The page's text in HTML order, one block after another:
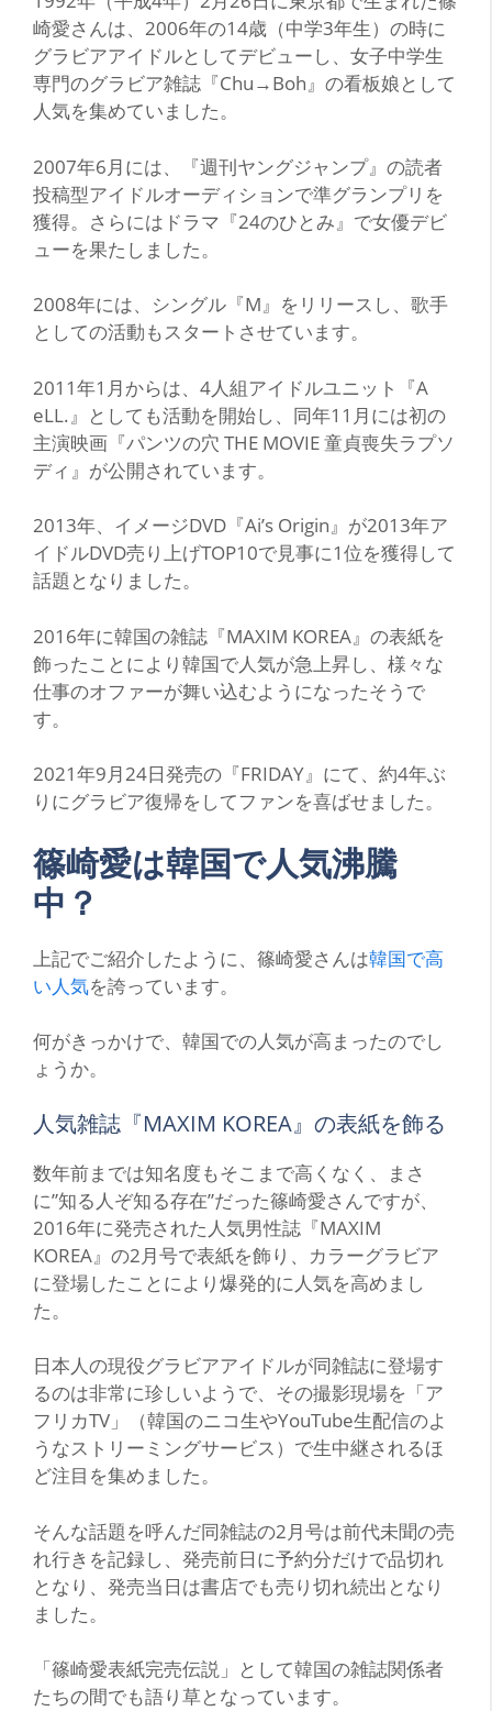
崎愛さんは、2006年の14歳（中学3年生）の時に
グラビアアイドルとしてデビューし、女子中学生
専門のグラビア雑誌『Chu→Boh』の看板娘として
人気を集めていました。
2007年6月には、『週刊ヤングジャンプ』の読者
投稿型アイドルオーディションで準グランプリを
獲得。さらにはドラマ『24のひとみ』で女優デビ
ューを果たしました。
2008年には、シングル『M』をリリースし、歌手
としての活動もスタートさせています。
2011年1月からは、4人組アイドルユニット『A
eLL.』としても活動を開始し、同年11月には初の
主演映画『パンツの穴 THE MOVIE 童貞喪失ラプソ
ディ』が公開されています。
2013年、イメージDVD『Ai’s Origin』が2013年ア
イドルDVD売り上げTOP10で見事に1位を獲得して
話題となりました。
2016年に韓国の雑誌『MAXIM KOREA』の表紙を
飾ったことにより韓国で人気が急上昇し、様々な
仕事のオファーが舞い込むようになったそうで
す。
2021年9月24日発売の『FRIDAY』にて、約4年ぶ
りにグラビア復帰をしてファンを喜ばせました。
篠崎愛は韓国で人気沸騰
中？
上記でご紹介したように、篠崎愛さんは韓国で高
い人気を誇っています。
何がきっかけで、韓国での人気が高まったのでし
ょうか。
人気雑誌『MAXIM KOREA』の表紙を飾る
数年前までは知名度もそこまで高くなく、まさ
に”知る人ぞ知る存在”だった篠崎愛さんですが、
2016年に発売された人気男性誌『MAXIM
KOREA』の2月号で表紙を飾り、カラーグラビア
に登場したことにより爆発的に人気を高めまし
た。
日本人の現役グラビアアイドルが同雑誌に登場す
るのは非常に珍しいようで、その撮影現場を「ア
フリカTV」（韓国のニコ生やYouTube生配信のよ
うなストリーミングサービス）で生中継されるほ
ど注目を集めました。
そんな話題を呼んだ同雑誌の2月号は前代未聞の売
れ行きを記録し、発売前日に予約分だけで品切れ
となり、発売当日は書店でも売り切れ続出となり
ました。
「篠崎愛表紙完売伝説」として韓国の雑誌関係者
たちの間でも語り草となっています。